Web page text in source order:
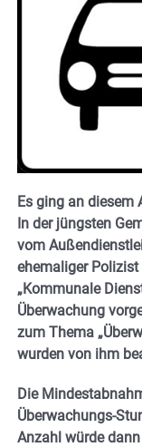
Es ging an diesem
In der jüngsten
vom
ehemaliger
„Kommunale
Überwachung
zum Thema
wurden von ihm
Die
Überwachungs-
Anzahl würde